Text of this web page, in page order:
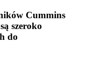
Cummins
szeroko
do